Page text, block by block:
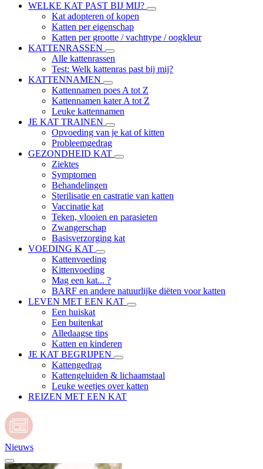
WELKE KAT PAST BIJ MIJ?
Kat adopteren of kopen
Katten per eigenschap
Katten per grootte / vachttype / oogkleur
KATTENRASSEN
Alle kattenrassen
Test: Welk kattenras past bij mij?
KATTENNAMEN
Kattennamen poes A tot Z
Kattennamen kater A tot Z
Leuke kattennamen
JE KAT TRAINEN
Opvoeding van je kat of kitten
Probleemgedrag
GEZONDHEID KAT
Ziektes
Symptomen
Behandelingen
Sterilisatie en castratie van katten
Vaccinatie kat
Teken, vlooien en parasieten
Zwangerschap
Basisverzorging kat
VOEDING KAT
Kattenvoeding
Kittenvoeding
Mag een kat... ?
BARF en andere natuurlijke diëten voor katten
LEVEN MET EEN KAT
Een huiskat
Een buitenkat
Alledaagse tips
Katten en kinderen
JE KAT BEGRIJPEN
Kattengedrag
Kattengeluiden & lichaamstaal
Leuke weetjes over katten
REIZEN MET EEN KAT
Nieuws